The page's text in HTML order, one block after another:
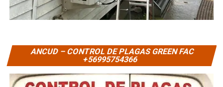
ANCUD – CONTROL DE PLAGAS GREEN FAC
+56995754366